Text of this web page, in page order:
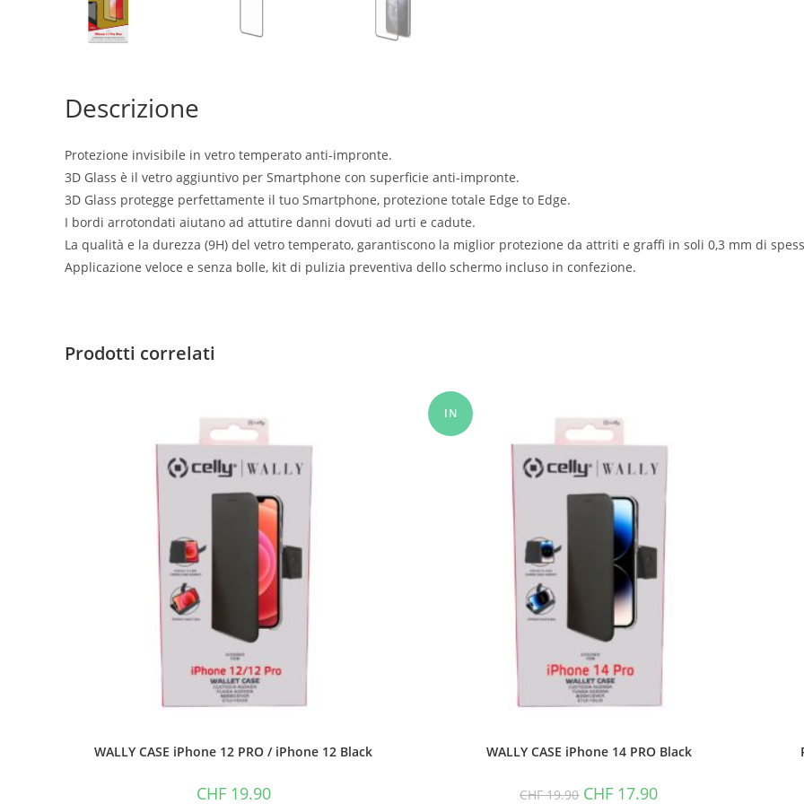
Descrizione
Protezione invisibile in vetro temperato anti-impronte.
3D Glass è il vetro aggiuntivo per Smartphone con superficie anti-impronte.
3D Glass protegge perfettamente il tuo Smartphone, protezione totale Edge to Edge.
I bordi arrotondati aiutano ad attutire danni dovuti ad urti e cadute.
La qualità e la durezza (9H) del vetro temperato, garantiscono la miglior protezione da attriti e graffi in soli 0,3 mm di
Applicazione veloce e senza bolle, kit di pulizia preventiva dello schermo incluso in confezione.
Prodotti correlati
WALLY CASE iPhone 12 PRO / iPhone 12 Black
CHF19.90
IN
WALLY CASE iPhone 14 PRO Black
CHF19.90 Il
CHF 17.90Il